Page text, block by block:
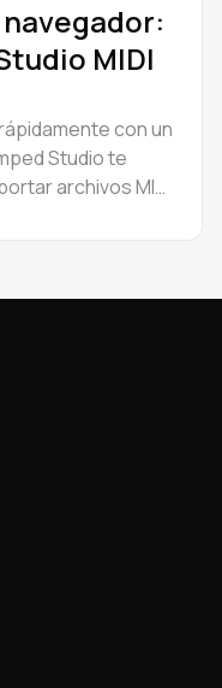
MIDI
con un
Studio te
archivos MIDI